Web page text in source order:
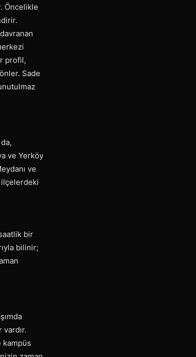
Öncelikle
profil,
Sade
ve Yerköy
ve
ilçelerdeki
bir
bilinir;
kampüs